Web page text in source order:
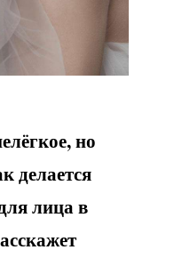
но
делается
лица в